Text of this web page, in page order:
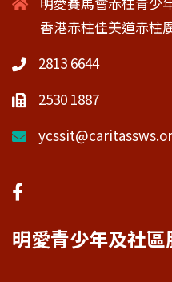
香港赤柱佳美道赤柱
2813 6644
2530 1887
明愛青少年及社區